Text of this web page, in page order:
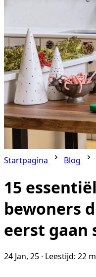
Startpagina Blog
15
bewoners
eerst gaan
24 Jan, 25 · Leestijd: 22